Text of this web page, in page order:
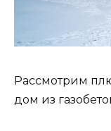
Рассмотрим
дом из